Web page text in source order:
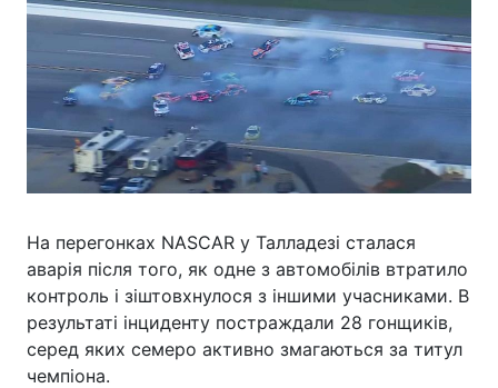
На перегонках NASCAR у Талладезі сталася
аварія після того, як одне з автомобілів втратило
контроль і зіштовхнулося з іншими учасниками. В
результаті інциденту постраждали 28 гонщиків,
серед яких семеро активно змагаються за титул
чемпіона.